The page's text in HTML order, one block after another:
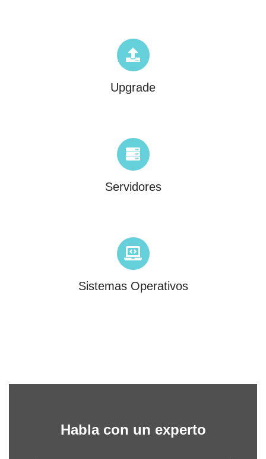
Upgrade
Servidores
Sistemas Operativos
Habla con un experto